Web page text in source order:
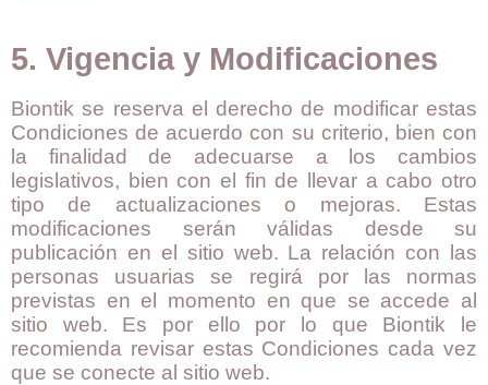
5. Vigencia y Modificaciones
Biontik se reserva el derecho de modificar estas
Condiciones de acuerdo con su criterio, bien con
la finalidad de adecuarse a los cambios
legislativos, bien con el fin de llevar a cabo otro
tipo de actualizaciones o mejoras. Estas
modificaciones serán válidas desde su
publicación en el sitio web. La relación con las
personas usuarias se regirá por las normas
previstas en el momento en que se accede al
sitio web. Es por ello por lo que Biontik le
recomienda revisar estas Condiciones cada vez
que se conecte al sitio web.